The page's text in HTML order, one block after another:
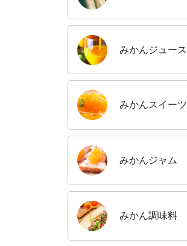
みかんジュース
みかんスイーツ
みかんジャム
みかん調味料